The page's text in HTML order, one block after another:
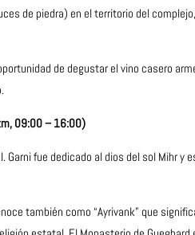
de piedra) en el territorio del
de degustar el vino casero
09:00 – 16:00)
fue dedicado al dios del sol Mihr
también como “Ayrivank” que